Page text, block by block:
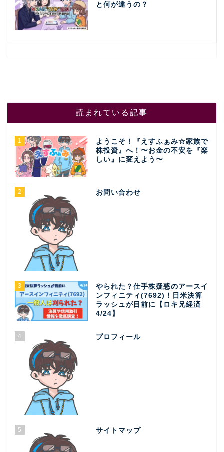
と何が違うの？
読まれている記事
1
ようこそ！『えすふぁみ☆家族で
株投資』へ！〜お金の不安を『楽
しい』に変えよう〜
2 お問い合わせ
3
やられた？仕手株疑惑のアースイ
ンフィニティ(7692)！日米決算
ラッシュが目前に【ロキ兄経済
4/24】
4 プロフィール
5 サイトマップ